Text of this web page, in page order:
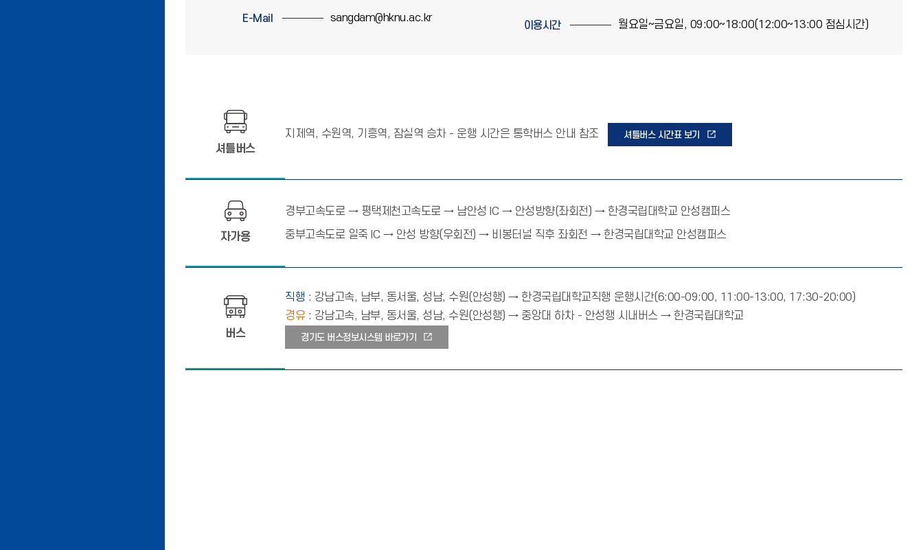
E-Mail sangdam@hknu.ac.kr
이용시간 월요일~금요일, 09:00~18:00(12:00~13:00 점심시간)
셔틀버스
지제역, 수원역, 기흥역, 잠실역 승차 - 운행 시간은 통학버스 안내 참조 셔틀버스 시간표 보기
자가용
경부고속도로 → 평택제천고속도로 → 남안성 IC → 안성방향(좌회전) → 한경국립대학교 안성캠퍼스
중부고속도로 일죽 IC → 안성 방향(우회전) → 비봉터널 직후 좌회전 → 한경국립대학교 안성캠퍼스
버스
직행 : 강남고속, 남부, 동서울, 성남, 수원(안성행) → 한경국립대학교직행 운행시간(6:00-09:00, 11:00-13:00, 17:30-20:00)
경유 : 강남고속, 남부, 동서울, 성남, 수원(안성행) → 중앙대 하차 - 안성행 시내버스 → 한경국립대학교
경기도 버스정보시스템 바로가기